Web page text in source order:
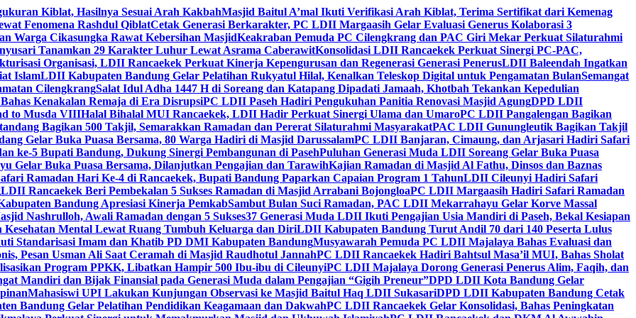
Kiblat, Hasilnya Sesuai Arah KakbahMasjid Baitul A’mal Ikuti Verifikasi Arah Kiblat, Terima Sertifikat dari Kemenag
Fenomena Rashdul QiblatCetak Generasi Berkarakter, PC LDII Margaasih Gelar Evaluasi Generus Kolaborasi 3
Warga Cikasungka Rawat Kebersihan MasjidKeakraban Pemuda PC Cilengkrang dan PAC Giri Mekar Perkuat Silaturahmi
Tanamkan 29 Karakter Luhur Lewat Asrama CaberawitKonsolidasi LDII Rancaekek Perkuat Sinergi PC-PAC,
Organisasi, LDII Rancaekek Perkuat Kinerja Kepengurusan dan Regenerasi Generasi PenerusLDII Baleendah Ingatkan
IslamLDII Kabupaten Bandung Gelar Pelatihan Rukyatul Hilal, Kenalkan Teleskop Digital untuk Pengamatan BulanSemangat
CilengkrangSalat Idul Adha 1447 H di Soreang dan Katapang Dipadati Jamaah, Khotbah Tekankan Kepedulian
Kenakalan Remaja di Era DisrupsiPC LDII Paseh Hadiri Pengukuhan Panitia Renovasi Masjid AgungDPD LDII
to Musda VIIIHalal Bihalal MUI Rancaekek, LDII Hadir Perkuat Sinergi Ulama dan UmaroPC LDII Pangalengan Bagikan
Bagikan 500 Takjil, Semarakkan Ramadan dan Pererat Silaturahmi MasyarakatPAC LDII Gunungleutik Bagikan Takjil
Gelar Buka Puasa Bersama, 80 Warga Hadiri di Masjid DarussalamPC LDII Banjaran, Cimaung, dan Arjasari Hadiri Safari
ke-5 Bupati Bandung, Dukung Sinergi Pembangunan di PasehPuluhan Generasi Muda LDII Soreang Gelar Buka Puasa
Gelar Buka Puasa Bersama, Dilanjutkan Pengajian dan TarawihKajian Ramadan di Masjid Al Fathu, Dinsos dan Baznas
Ramadan Hari Ke-4 di Rancaekek, Bupati Bandung Paparkan Capaian Program 1 TahunLDII Cileunyi Hadiri Safari
LDII Rancaekek Beri Pembekalan 5 Sukses Ramadan di Masjid Arrabani BojongloaPC LDII Margaasih Hadiri Safari Ramadan
Bandung Apresiasi Kinerja PemkabSambut Bulan Suci Ramadan, PAC LDII Mekarrahayu Gelar Korve Massal
Nashrulloh, Awali Ramadan dengan 5 Sukses37 Generasi Muda LDII Ikuti Pengajian Usia Mandiri di Paseh, Bekal Kesiapan
Mental Lewat Ruang Tumbuh Keluarga dan DiriLDII Kabupaten Bandung Turut Andil 70 dari 140 Peserta Lulus
Standarisasi Imam dan Khatib PD DMI Kabupaten BandungMusyawarah Pemuda PC LDII Majalaya Bahas Evaluasi dan
Pesan Usman Ali Saat Ceramah di Masjid Raudhotul JannahPC LDII Rancaekek Hadiri Bahtsul Masa’il MUI, Bahas Sholat
Program PPKK, Libatkan Hampir 500 Ibu-ibu di CileunyiPC LDII Majalaya Dorong Generasi Penerus Alim, Faqih, dan
Mandiri dan Bijak Finansial pada Generasi Muda dalam Pengajian “Gigih Preneur”DPD LDII Kota Bandung Gelar
Mahasiswi UPI Lakukan Kunjungan Observasi ke Masjid Baitul Haq LDII SukasariDPD LDII Kabupaten Bandung Cetak
Bandung Gelar Pelatihan Pendidikan Keagamaan dan DakwahPC LDII Rancaekek Gelar Konsolidasi, Bahas Peningkatan